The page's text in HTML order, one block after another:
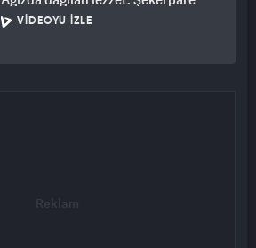
VIDEOYU İZLE